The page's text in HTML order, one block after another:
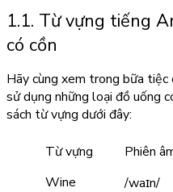
1.1. Từ vựng tiếng
có cồn
Hãy cùng xem trong bữa
sử dụng những loại đồ uống
sách từ vựng dưới đây:
Từ vựng Phiên
Wine
/waɪn/